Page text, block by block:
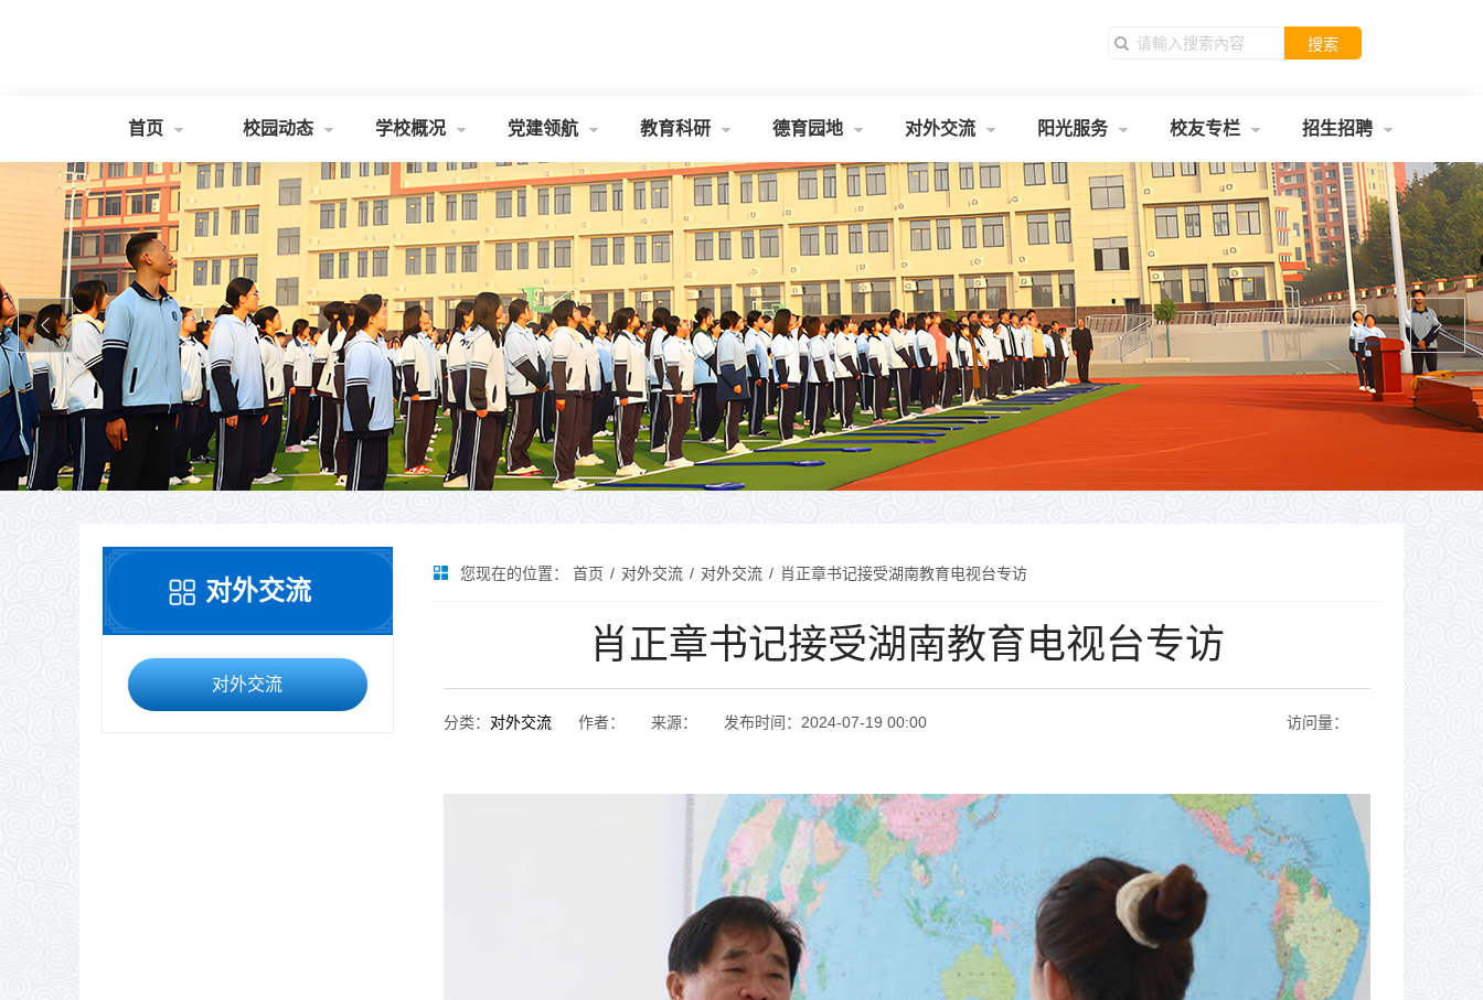
搜索
首页 校园动态 学校概况 党建领航 教育科研 德育园地 对外交流 阳光服务 校友专栏 招生招聘
 
对外交流
对外交流
您现在的位置： 首页 / 对外交流 / 对外交流 / 肖正章书记接受湖南教育电视台专访
肖正章书记接受湖南教育电视台专访
分类： 对外交流 作者： 来源： 发布时间： 2024-07-19 00:00 访问量：